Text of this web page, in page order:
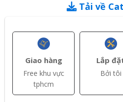
Tải về
Giao hàng
Free khu vực
tphcm
Lắp
Bởi tôi